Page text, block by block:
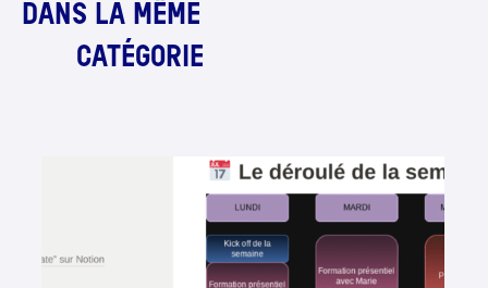
DANS LA MÊME
CATÉGORIE